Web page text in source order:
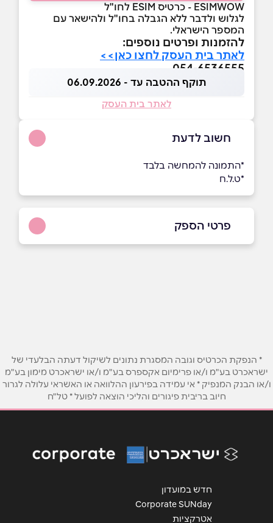
ESIMWOW - כרטיס ESIM לחו"ל
לגלוש ולדבר ללא הגבלה בחו"ל ולהישאר עם
המספר הישראלי.
להזמנות ופרטים נוספים:
לאתר בית העסק לחצו כאן>>
054-6536555
תוקף ההטבה עד - 06.09.2026
לאתר בית העסק
חשוב לדעת
*התמונה להמחשה בלבד
*ט.ל.ח
פרטי הספק
שם מלא*
טלפון*
אנא חזרו אלי בקשר ל...
* הנפקת הכרטיס וגובה המסגרת נתונים לשיקול דעתה הבלעדי של
ישראכרט בע"מ ו/או פרימיום אקספרס בע"מ ו/או ישראכרט מימון בע"מ
ו/או הבנק המנפיק * אי עמידה בפירעון ההלוואה או האשראי עלולה לגרור
חיוב בריבית פיגורים והליכי הוצאה לפועל * טל"ח
חדש במועדון
Corporate SUNday
אטרקציות